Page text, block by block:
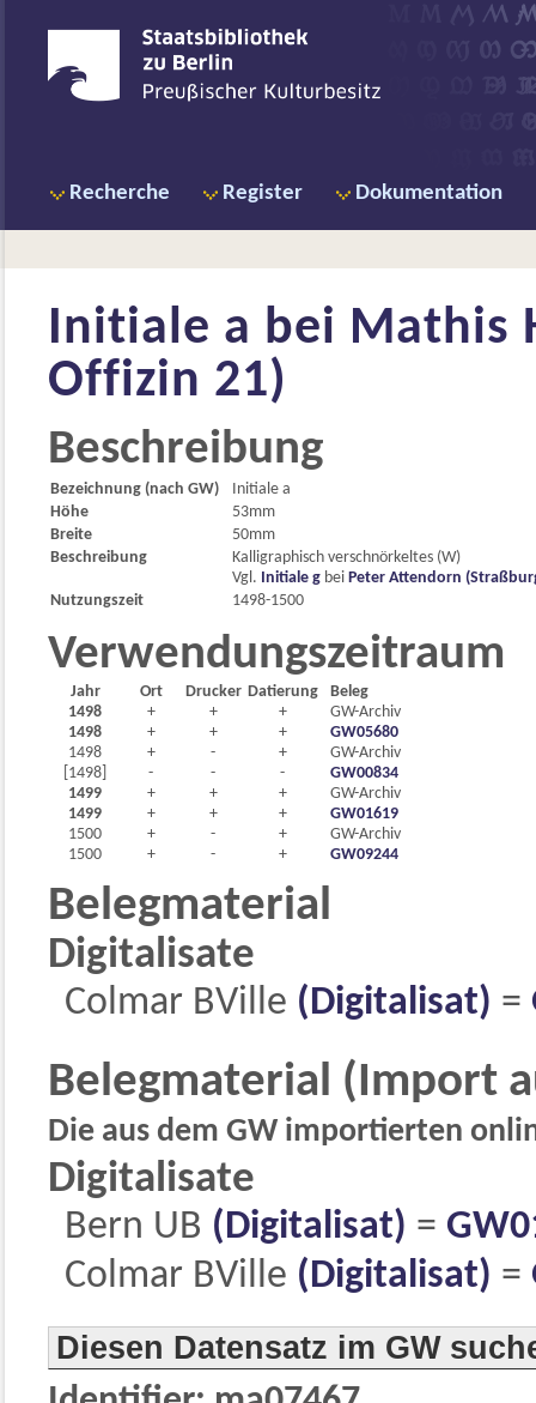
Recherche Register Dokumentation
Initiale a bei Mathis
Offizin 21)
Beschreibung
Bezeichnung (nach GW)
Initiale a
Höhe
53mm
Breite
50mm
Beschreibung
Kalligraphisch verschnörkeltes (W)
Vgl. Initiale g bei Peter Attendorn
Nutzungszeit
1498-1500
Verwendungszeitraum
Jahr Ort Drucker Datierung
Beleg
1498
+ + +
GW-Archiv
1498
+ + +
GW05680
1498
+ - +
GW-Archiv
[1498]
- - -
GW00834
1499
+ + +
GW-Archiv
1499
+ + +
GW01619
1500
+ - +
GW-Archiv
1500
+ - + GW09244
Belegmaterial
Digitalisate
Colmar BVille (Digitalisat) =
Belegmaterial (Import
Die aus dem GW importierten
Digitalisate
Bern UB (Digitalisat) =
Colmar BVille (Digitalisat) =
Diesen Datensatz im GW